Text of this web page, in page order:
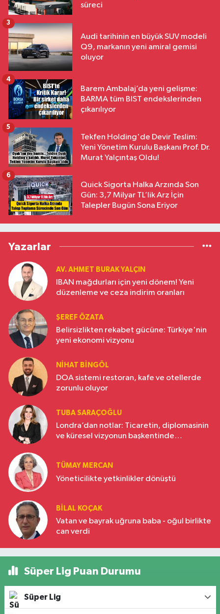
süreci
Audi tarihinin en büyük SUV modeli
Q9, markanın yeni amiral gemisi
oluyor
3
Barem Ambalaj’da yeni gelişme:
BARMA tüm BIST endekslerinden
çıkarılıyor
4
Tekfen Holding'de Devir Teslim:
Yeni Yönetim Kurulu Başkanı Prof. Dr.
Murat Yalçıntaş Oldu!
5
Quick Sigorta Halka Arzında Son
Gün: 3,7 Milyar TL’lik Arz İçin
Talepler Bugün Sona Eriyor
6
Yazarlar
AV. AHMET BURAK YALÇIN
IBAN mağdurları için yeni dönem! Yeni
düzenleme ve ceza indirim oranları
ŞEREF ÖZATA
Belirsizlikten rekabet gücüne: Türkiye'nin
yeni ekonomi vizyonu
NIHAT BINGÖL
DOA sistemi restoran, kafe ve otellerde
zorunlu oluyor
TUBA SARAÇOĞLU
Londra’dan notlar: Ticaretin, diplomasinin
ve küresel vizyonun başkentinde
TÜMAY MERCAN
Yöneticilikte yetkinlikler dönüştü
BILAL KOÇAK
Vatan ve bayrak uğruna baba - oğul birlikte
can verdi
Süper Lig Puan Durumu
Süper Lig